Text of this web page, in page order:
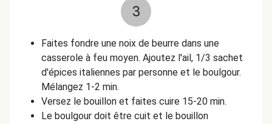
3
Faites fondre une noix de beurre dans une
casserole à feu moyen. Ajoutez l'ail, 1/3 sachet
d'épices italiennes par personne et le boulgour.
Mélangez 1-2 min.
Versez le bouillon et faites cuire 15-20 min.
Le boulgour doit être cuit et le bouillon